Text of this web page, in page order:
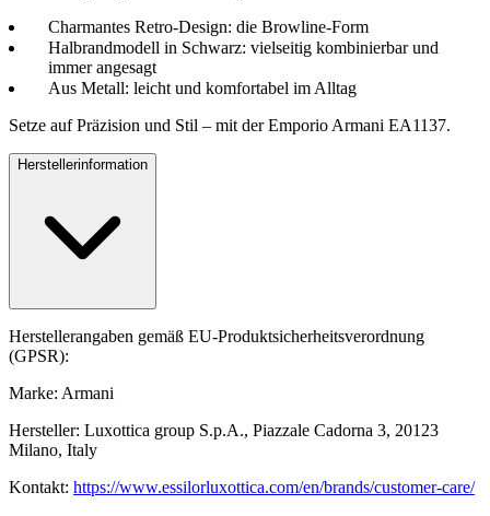
Charmantes Retro-Design: die Browline-Form
Halbrandmodell in Schwarz: vielseitig kombinierbar und
immer angesagt
Aus Metall: leicht und komfortabel im Alltag
Setze auf Präzision und Stil – mit der Emporio Armani EA1137.
Herstellerinformation
Herstellerangaben gemäß EU-Produktsicherheitsverordnung
(GPSR):
Marke: Armani
Hersteller: Luxottica group S.p.A., Piazzale Cadorna 3, 20123
Milano, Italy
Kontakt: https://www.essilorluxottica.com/en/brands/customer-care/